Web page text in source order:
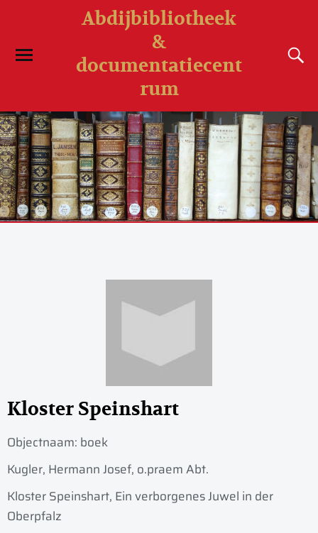
Abdijbibliotheek
&
documentatiecent
rum
Kloster Speinshart
Objectnaam: boek
Kugler, Hermann Josef, o.praem Abt.
Kloster Speinshart, Ein verborgenes Juwel in der
Oberpfalz